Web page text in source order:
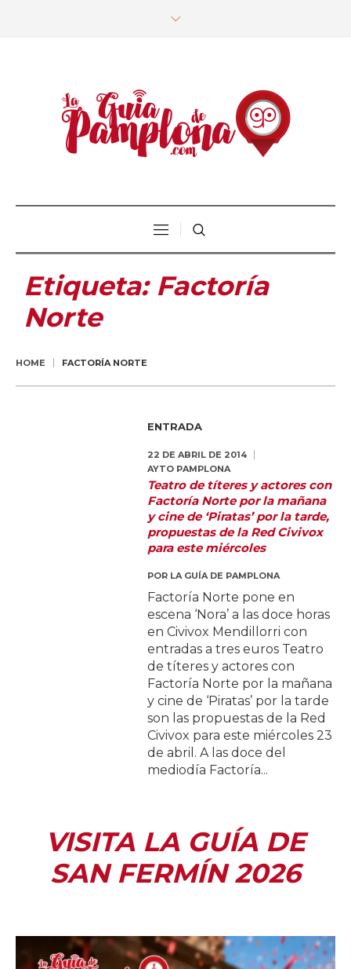
Etiqueta: Factoría
Norte
HOME FACTORÍA NORTE
ENTRADA
22 DE ABRIL DE 2014
AYTO PAMPLONA
Teatro de títeres y actores con
Factoría Norte por la mañana
y cine de ‘Piratas’ por la tarde,
propuestas de la Red Civivox
para este miércoles
POR LA GUÍA DE PAMPLONA
Factoría Norte pone en
escena ‘Nora’ a las doce horas
en Civivox Mendillorri con
entradas a tres euros Teatro
de títeres y actores con
Factoría Norte por la mañana
y cine de ‘Piratas’ por la tarde
son las propuestas de la Red
Civivox para este miércoles 23
de abril. A las doce del
mediodía Factoría...
VISITA LA GUÍA DE
SAN FERMÍN 2026